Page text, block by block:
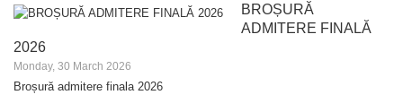
BROȘURĂ
ADMITERE FINALĂ
2026
Monday, 30 March 2026
Broșură admitere finala 2026